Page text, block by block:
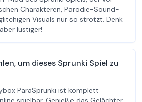
Charakteren, Parodie-Sound-
Visuals nur so strotzt. Denk
lustiger!
um dieses Sprunki Spiel zu
ParaSprunki ist komplett